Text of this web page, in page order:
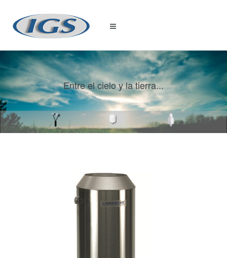
Entre el cielo y la tierra...